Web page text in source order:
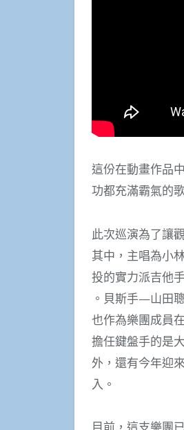
這份在動畫作品
功都充滿霸氣的
此次巡演為了讓
其中，主唱為小
投的實力派吉他
。貝斯手—山田
也作為樂團成員
擔任鍵盤手的是
外，還有今年迎
入。